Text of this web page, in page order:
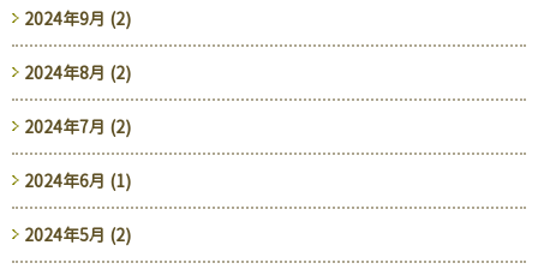
2024年9月 (2)
2024年8月 (2)
2024年7月 (2)
2024年6月 (1)
2024年5月 (2)